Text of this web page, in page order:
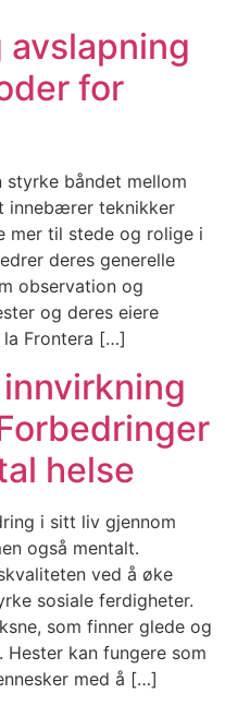
for
styrke båndet mellom
innebærer teknikker
mer til stede og rolige i
deres generelle
observation og
og deres eiere
la Frontera […]
helse
i sitt liv gjennom
også mentalt.
ved å øke
sosiale ferdigheter.
som finner glede og
Hester kan fungere som
med å […]